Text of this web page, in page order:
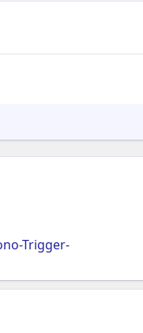
Trigger-